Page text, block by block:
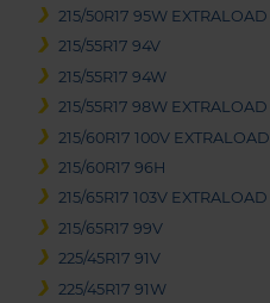
215/50R17 95W EXTRALOAD
215/55R17 94V
215/55R17 94W
215/55R17 98W EXTRALOAD
215/60R17 100V EXTRALOAD
215/60R17 96H
215/65R17 103V EXTRALOAD
215/65R17 99V
225/45R17 91V
225/45R17 91W